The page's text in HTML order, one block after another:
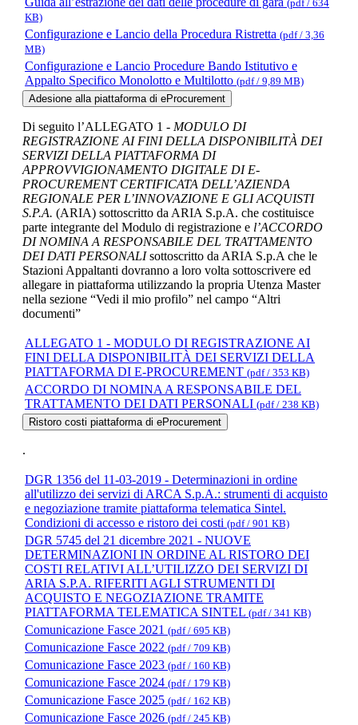
(pdf / 634
KB)
Configurazione e Lancio della Procedura Ristretta (pdf / 3,36
MB)
Configurazione e Lancio Procedure Bando Istitutivo e
Appalto Specifico Monolotto e Multilotto (pdf / 9,89 MB)
Adesione alla piattaforma di eProcurement
Di seguito l’ALLEGATO 1 - MODULO DI
REGISTRAZIONE AI FINI DELLA DISPONIBILITÀ DEI
SERVIZI DELLA PIATTAFORMA DI
APPROVVIGIONAMENTO DIGITALE DI E-
PROCUREMENT CERTIFICATA DELL’AZIENDA
REGIONALE PER L’INNOVAZIONE E GLI ACQUISTI
S.P.A. (ARIA) sottoscritto da ARIA S.p.A. che costituisce
parte integrante del Modulo di registrazione e l’ACCORDO
DI NOMINA A RESPONSABILE DEL TRATTAMENTO
DEI DATI PERSONALIsottoscritto da ARIA S.p.A che le
Stazioni Appaltanti dovranno a loro volta sottoscrivere ed
allegare in piattaforma utilizzando la propria Utenza Master
nella sezione “Vedi il mio profilo” nel campo “Altri
documenti”
ALLEGATO 1 - MODULO DI REGISTRAZIONE AI
FINI DELLA DISPONIBILITÀ DEI SERVIZI DELLA
PIATTAFORMA DI E-PROCUREMENT (pdf / 353 KB)
ACCORDO DI NOMINA A RESPONSABILE DEL
TRATTAMENTO DEI DATI PERSONALI (pdf / 238 KB)
Ristoro costi piattaforma di eProcurement
.
DGR 1356 del 11-03-2019 - Determinazioni in ordine
all'utilizzo dei servizi di ARCA S.p.A.: strumenti di acquisto
e negoziazione tramite piattaforma telematica Sintel.
Condizioni di accesso e ristoro dei costi (pdf / 901 KB)
DGR 5745 del 21 dicembre 2021 - NUOVE
DETERMINAZIONI IN ORDINE AL RISTORO DEI
COSTI RELATIVI ALL’UTILIZZO DEI SERVIZI DI
ARIA S.P.A. RIFERITI AGLI STRUMENTI DI
ACQUISTO E NEGOZIAZIONE TRAMITE
PIATTAFORMA TELEMATICA SINTEL (pdf / 341 KB)
Comunicazione Fasce 2021 (pdf / 695 KB)
Comunicazione Fasce 2022 (pdf / 709 KB)
Comunicazione Fasce 2023 (pdf / 160 KB)
Comunicazione Fasce 2024 (pdf / 179 KB)
Comunicazione Fasce 2025 (pdf / 162 KB)
Comunicazione Fasce 2026 (pdf / 245 KB)